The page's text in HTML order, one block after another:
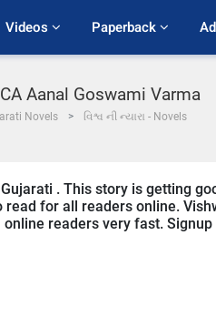
Videos Paperback
Aanal Goswami Varma
Novels વિશ્વ ની ન્યારા - Novels
. This story is getting
for all readers online.
readers very fast. Signup